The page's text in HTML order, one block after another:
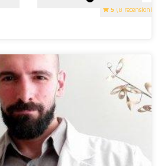
5 (8 recensioni)